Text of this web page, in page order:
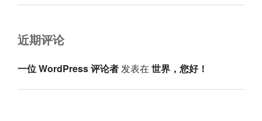
近期评论
一位 WordPress 评论者发表在 世界，您好！